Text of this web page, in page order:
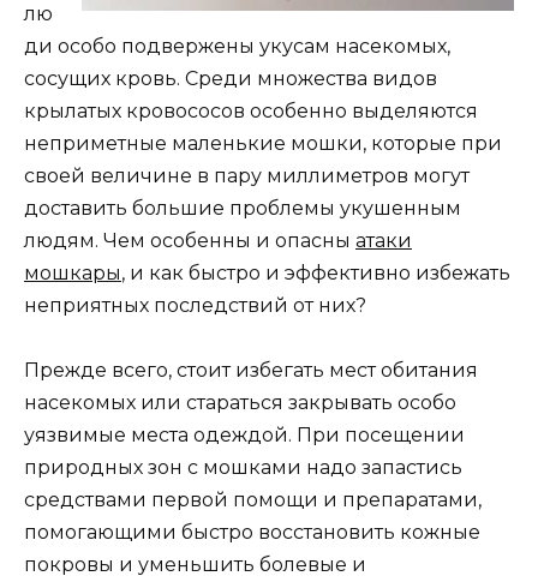
лю
ди особо подвержены укусам насекомых,
сосущих кровь. Среди множества видов
крылатых кровососов особенно выделяются
неприметные маленькие мошки, которые при
своей величине в пару миллиметров могут
доставить большие проблемы укушенным
людям. Чем особенны и опасны атаки
мошкары, и как быстро и эффективно избежать
неприятных последствий от них?
Прежде всего, стоит избегать мест обитания
насекомых или стараться закрывать особо
уязвимые места одеждой. При посещении
природных зон с мошками надо запастись
средствами первой помощи и препаратами,
помогающими быстро восстановить кожные
покровы и уменьшить болевые и